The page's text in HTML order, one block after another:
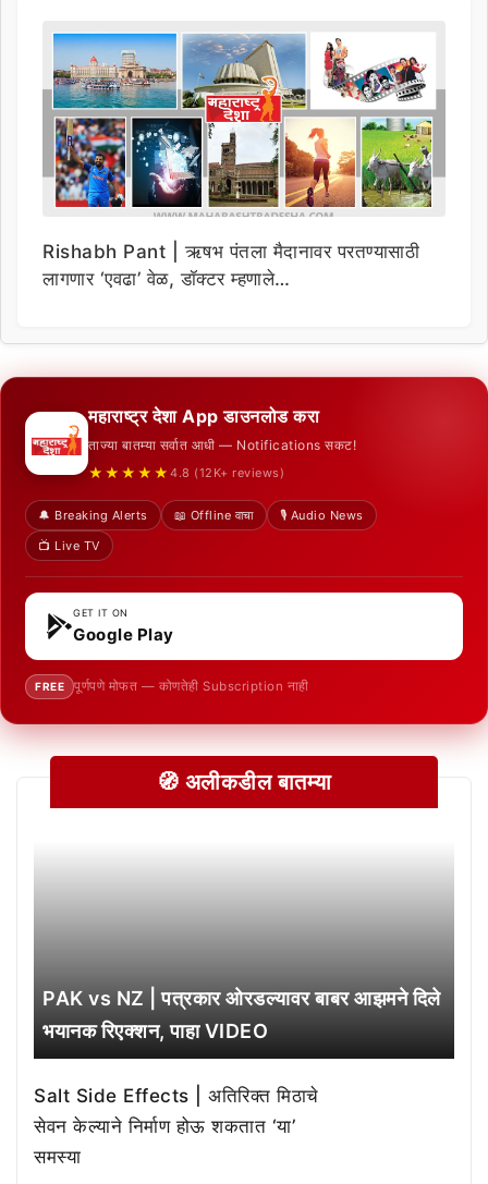
Rishabh Pant | ऋषभ पंतला मैदानावर परतण्यासाठी
लागणार ‘एवढा’ वेळ, डॉक्टर म्हणाले…
महाराष्ट्र देशा App डाउनलोड करा
ताज्या बातम्या सर्वात आधी — Notifications सकट!
★★★★★ 4.8 (12K+ reviews)
🔔 Breaking Alerts 📖 Offline वाचा
🎙️ Audio News
📺 Live TV
GET IT ON
Google Play
FREE पूर्णपणे मोफत — कोणतेही Subscription नाही
🧭 अलीकडील बातम्या
PAK vs NZ | पत्रकार ओरडल्यावर बाबर आझमने दिले
भयानक रिएक्शन, पाहा VIDEO
Salt Side Effects | अतिरिक्त मिठाचे
सेवन केल्याने निर्माण होऊ शकतात ‘या’
समस्या